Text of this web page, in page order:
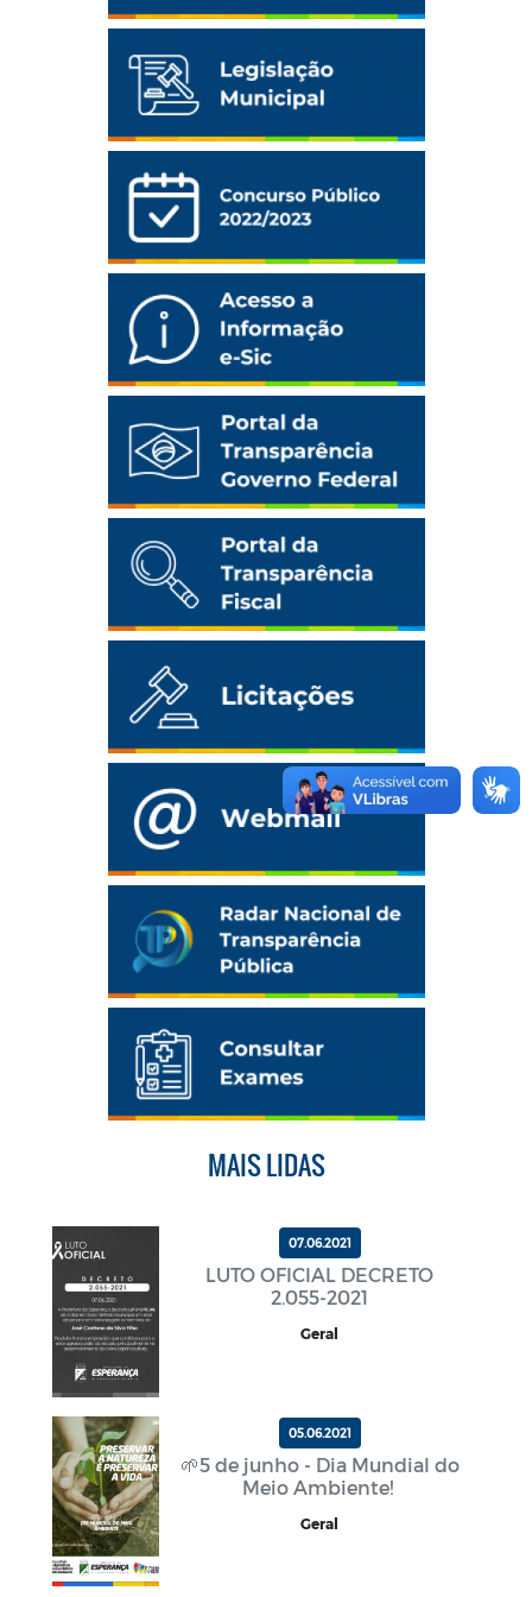
MAIS LIDAS
07.06.2021
LUTO OFICIAL DECRETO
2.055-2021
Geral
05.06.2021
🌱5 de junho - Dia Mundial do
Meio Ambiente!
Geral